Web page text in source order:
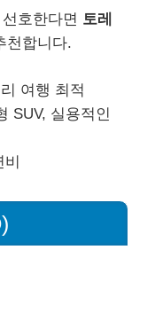
호한다면 토레
천합니다.
여행 최적
SUV, 실용적인
비